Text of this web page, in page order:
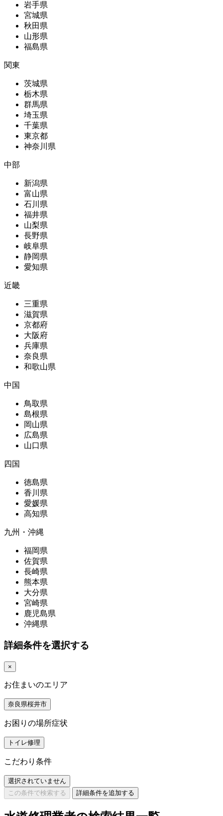
岩手県
宮城県
秋田県
山形県
福島県
関東
茨城県
栃木県
群馬県
埼玉県
千葉県
東京都
神奈川県
中部
新潟県
富山県
石川県
福井県
山梨県
長野県
岐阜県
静岡県
愛知県
近畿
三重県
滋賀県
京都府
大阪府
兵庫県
奈良県
和歌山県
中国
鳥取県
島根県
岡山県
広島県
山口県
四国
徳島県
香川県
愛媛県
高知県
九州・沖縄
福岡県
佐賀県
長崎県
熊本県
大分県
宮崎県
鹿児島県
沖縄県
詳細条件を選択する
×
お住まいのエリア
奈良県桜井市
お困りの場所症状
トイレ修理
こだわり条件
選択されていません
この条件で検索する
詳細条件を追加する